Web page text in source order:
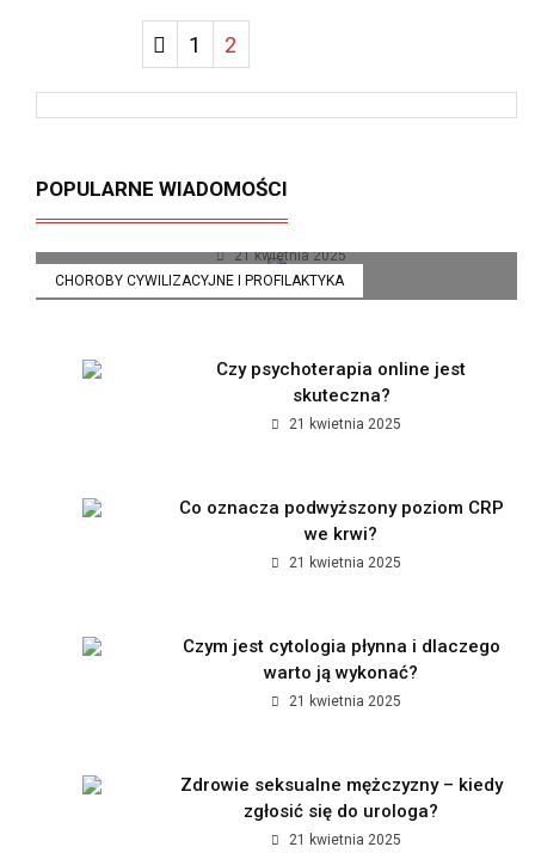
1 2
POPULARNE WIADOMOŚCI
CHOROBY CYWILIZACYJNE I PROFILAKTYKA
Insulinooporność – cichy zabójca
metabolizmu
21 kwietnia 2025
Czy psychoterapia online jest
skuteczna?
21 kwietnia 2025
Co oznacza podwyższony poziom CRP
we krwi?
21 kwietnia 2025
Czym jest cytologia płynna i dlaczego
warto ją wykonać?
21 kwietnia 2025
Zdrowie seksualne mężczyzny – kiedy
zgłosić się do urologa?
21 kwietnia 2025